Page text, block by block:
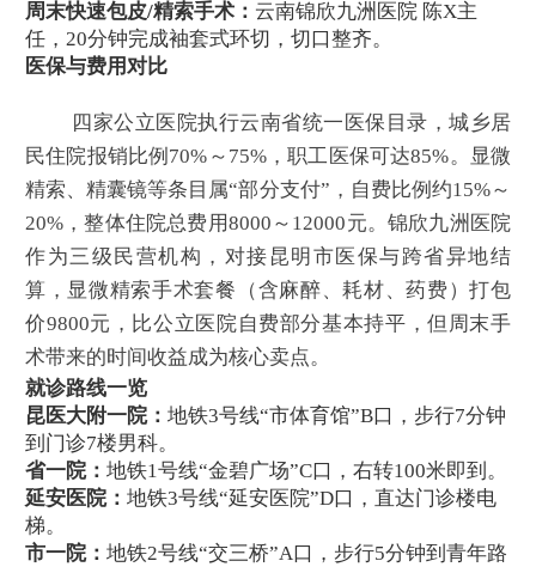
周末快速包皮/精索手术： 云南锦欣九洲医院 陈X主
任，20分钟完成袖套式环切，切口整齐。
医保与费用对比
四家公立医院执行云南省统一医保目录，城乡居
民住院报销比例70%～75%，职工医保可达85%。显微
精索、精囊镜等条目属“部分支付”，自费比例约15%～
20%，整体住院总费用8000～12000元。锦欣九洲医院
作为三级民营机构，对接昆明市医保与跨省异地结
算，显微精索手术套餐（含麻醉、耗材、药费）打包
价9800元，比公立医院自费部分基本持平，但周末手
术带来的时间收益成为核心卖点。
就诊路线一览
昆医大附一院： 地铁3号线“市体育馆”B口，步行7分钟
到门诊7楼男科。
省一院： 地铁1号线“金碧广场”C口，右转100米即到。
延安医院： 地铁3号线“延安医院”D口，直达门诊楼电
梯。
市一院： 地铁2号线“交三桥”A口，步行5分钟到青年路